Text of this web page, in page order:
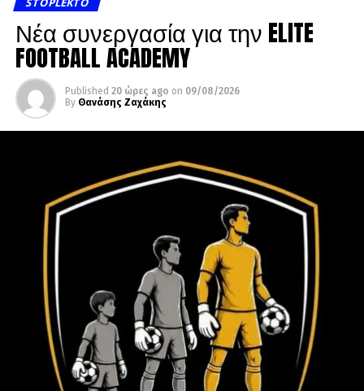
Νέα συνεργασία για την ELITE
FOOTBALL ACADEMY
Published 20 ώρες ago on 09/08/2026
By Θανάσης Ζαχάκης